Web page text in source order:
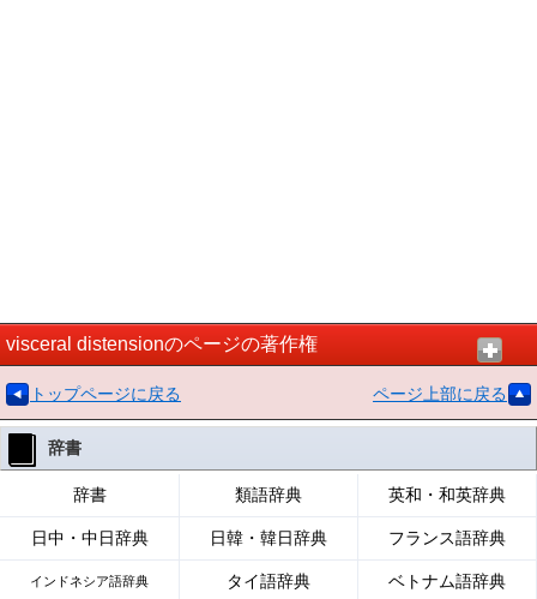
visceral distensionのページの著作権
トップページに戻る ページ上部に戻る
辞書
辞書 類語辞典 英和・和英辞典
日中・中日辞典 日韓・韓日辞典 フランス語辞典
インドネシア語辞典 タイ語辞典 ベトナム語辞典